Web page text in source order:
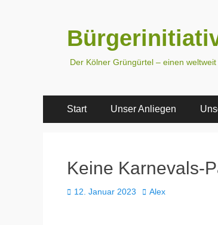
Der Kölner Grüngürtel – einen
Primäres
Menü
Start Unser Anliegen
Keine Karnevals-
Veröffentlicht
12. Januar 2023 Autor
Alex